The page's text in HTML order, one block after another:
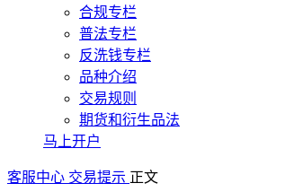
合规专栏
普法专栏
反洗钱专栏
品种介绍
交易规则
期货和衍生品法
马上开户
客服中心 交易提示 正文